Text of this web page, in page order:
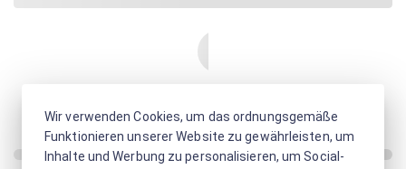
Wir verwenden Cookies, um das ordnungsgemäße
Funktionieren unserer Website zu gewährleisten, um
Inhalte und Werbung zu personalisieren, um Social-